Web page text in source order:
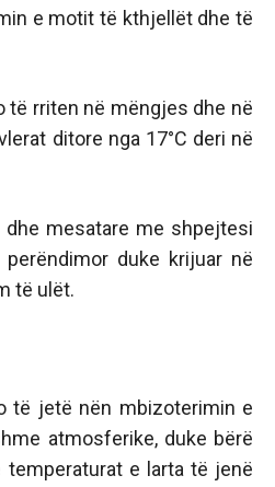
e motit të kthjellët dhe të
të rriten në mëngjes dhe në
ditore nga 17°C deri në
mesatare me shpejtesi
duke krijuar në
të ulët.
të jetë nën mbizoterimin e
atmosferike, duke bërë
e larta të jenë